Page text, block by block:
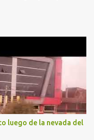
luego de la nevada del